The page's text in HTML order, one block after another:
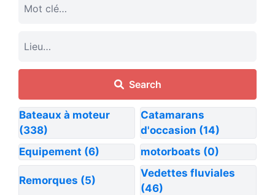
Search
Bateaux à moteur
(338)
Catamarans
d'occasion (14)
Equipement (6) motorboats (0)
Remorques (5)
Vedettes fluviales
(46)